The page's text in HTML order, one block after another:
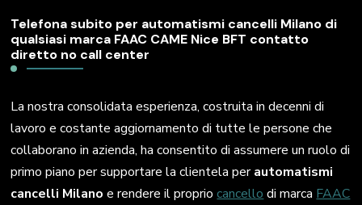
Telefona subito per automatismi cancelli Milano di
qualsiasi marca FAAC CAME Nice BFT contatto
diretto no call center
La nostra consolidata esperienza, costruita in decenni di
lavoro e costante aggiornamento di tutte le persone che
collaborano in azienda, ha consentito di assumere un ruolo di
primo piano per supportare la clientela perautomatismi
cancelli Milano e rendere il propriocancello di marca FAAC